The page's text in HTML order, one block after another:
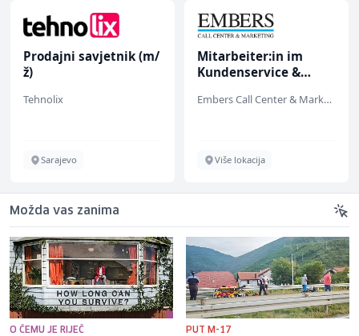
savjetnik (m/
Mitarbeiter:in im
Kundenservice &
Embers Call Center & Marketing Euro-
Možda vas zanima
O ČEMU JE RIJEČ PUT M-17